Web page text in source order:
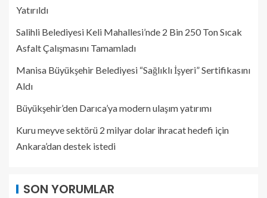
Yatırıldı
Salihli Belediyesi Keli Mahallesi’nde 2 Bin 250 Ton Sıcak
Asfalt Çalışmasını Tamamladı
Manisa Büyükşehir Belediyesi “Sağlıklı İşyeri” Sertifikasını
Aldı
Büyükşehir’den Darıca’ya modern ulaşım yatırımı
Kuru meyve sektörü 2 milyar dolar ihracat hedefi için
Ankara’dan destek istedi
SON YORUMLAR